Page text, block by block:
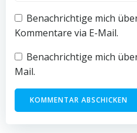
Benachrichtige mich
Kommentare via E-Mail.
Benachrichtige mich
Mail.